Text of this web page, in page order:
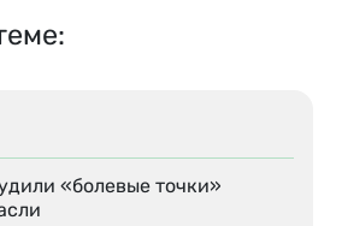
«болевые точки»